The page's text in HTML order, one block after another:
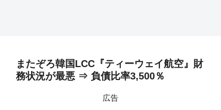
またぞろ韓国LCC『ティーウェイ航空』財
務状況が最悪 ⇒ 負債比率3,500％
広告